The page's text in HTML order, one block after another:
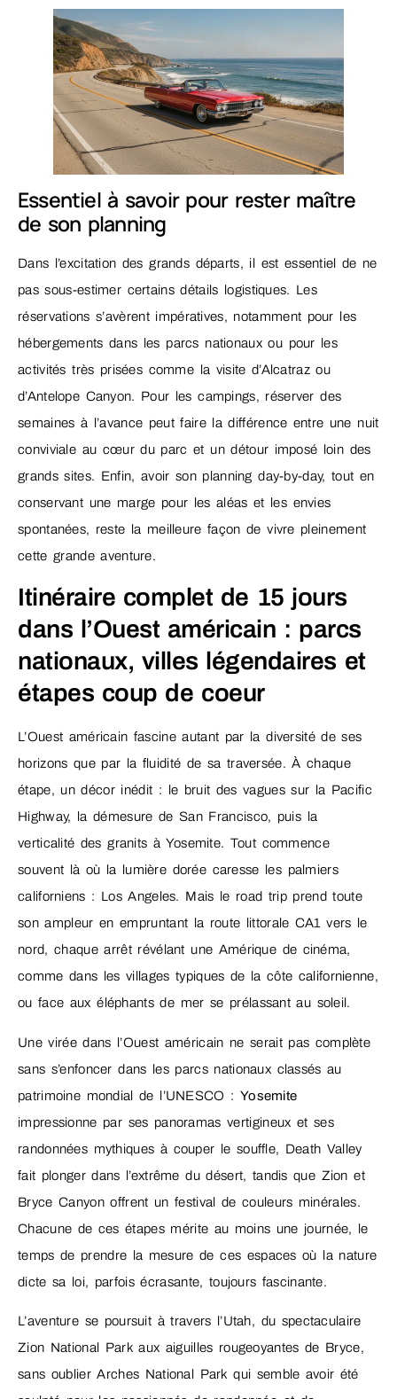
Essentiel à savoir pour rester maître
de son planning
Dans l’excitation des grands départs, il est essentiel de ne
pas sous-estimer certains détails logistiques. Les
réservations s’avèrent impératives, notamment pour les
hébergements dans les parcs nationaux ou pour les
activités très prisées comme la visite d’Alcatraz ou
d’Antelope Canyon. Pour les campings, réserver des
semaines à l’avance peut faire la différence entre une nuit
conviviale au cœur du parc et un détour imposé loin des
grands sites. Enfin, avoir son planning day-by-day, tout en
conservant une marge pour les aléas et les envies
spontanées, reste la meilleure façon de vivre pleinement
cette grande aventure.
Itinéraire complet de 15 jours
dans l’Ouest américain : parcs
nationaux, villes légendaires et
étapes coup de coeur
L’Ouest américain fascine autant par la diversité de ses
horizons que par la fluidité de sa traversée. À chaque
étape, un décor inédit : le bruit des vagues sur la Pacific
Highway, la démesure de San Francisco, puis la
verticalité des granits à Yosemite. Tout commence
souvent là où la lumière dorée caresse les palmiers
californiens : Los Angeles. Mais le road trip prend toute
son ampleur en empruntant la route littorale CA1 vers le
nord, chaque arrêt révélant une Amérique de cinéma,
comme dans les villages typiques de la côte californienne,
ou face aux éléphants de mer se prélassant au soleil.
Une virée dans l’Ouest américain ne serait pas complète
sans s’enfoncer dans les parcs nationaux classés au
patrimoine mondial de l’UNESCO : Yosemite
impressionne par ses panoramas vertigineux et ses
randonnées mythiques à couper le souffle, Death Valley
fait plonger dans l’extrême du désert, tandis que Zion et
Bryce Canyon offrent un festival de couleurs minérales.
Chacune de ces étapes mérite au moins une journée, le
temps de prendre la mesure de ces espaces où la nature
dicte sa loi, parfois écrasante, toujours fascinante.
L’aventure se poursuit à travers l’Utah, du spectaculaire
Zion National Park aux aiguilles rougeoyantes de Bryce,
sans oublier Arches National Park qui semble avoir été